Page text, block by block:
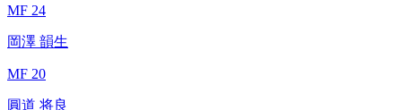
MF 24
岡澤 韻生
MF 20
圓道 将良